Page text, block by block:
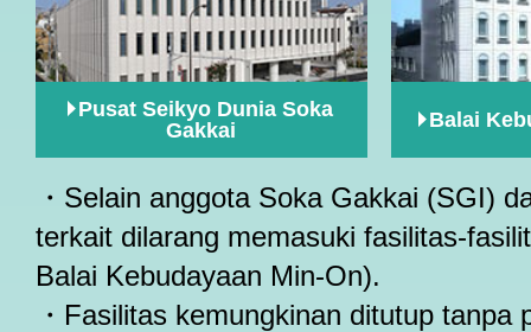
Pusat Seikyo Dunia Soka
Gakkai
Balai
・Selain anggota Soka Gakkai (SGI)
terkait dilarang memasuki fasilitas-
Balai Kebudayaan Min-On).
・Fasilitas kemungkinan ditutup tanpa